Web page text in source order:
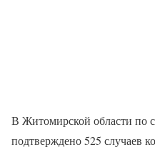
В Житомирской области по
подтверждено 525 случаев